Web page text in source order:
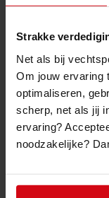
Strakke
Net als bij
Om jouw ervaring
optimaliseren,
scherp, net als jij
ervaring?
noodzakelijke?
showroom
Voor 15u besteld?
Snelle klantenservice
Facebook Messenger
Gratis bezorgd